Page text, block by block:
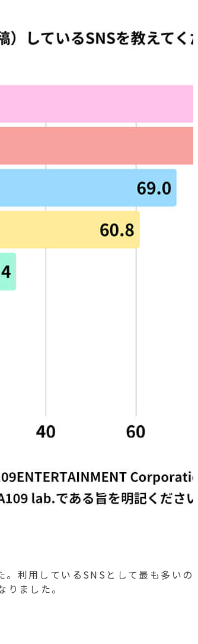
。利用しているSNSとして最も多い
ました。